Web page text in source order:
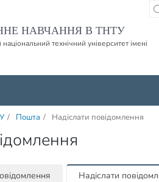
НАВЧАННЯ В ТНТУ
технічний університет імені
/ Пошта / Надіслати повідомлення
Надіслати